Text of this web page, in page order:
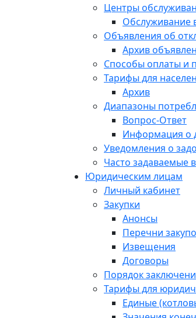
Центры
Обслуживание
Объявления об
Архив
Способы оплаты и
Тарифы для
Архив
Диапазоны
Вопрос-Ответ
Информация о
Уведомления о
Часто задаваемые
Юридическим лицам
Личный кабинет
Закупки
Анонсы
Перечни
Извещения
Договоры
Порядок
Тарифы для
Единые